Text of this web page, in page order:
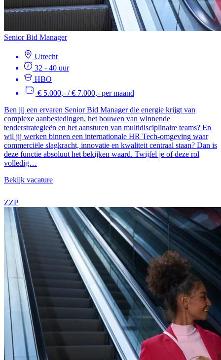
Senior Bid Manager
Utrecht
32 - 40 uur
HBO
€ 5.000,- / € 7.000,- per maand
Ben jij een ervaren Senior Bid Manager die energie krijgt van
complexe aanbestedingen, het bouwen van winnende
tenderstrategieën en het aansturen van multidisciplinaire teams? En
wil jij werken binnen een internationale HR Tech-omgeving waar
commerciële slagkracht, innovatie en kwaliteit centraal staan? Dan is
deze functie absoluut het bekijken waard. Twijfel je of deze rol
volledig…
Bekijk vacature
ZZP